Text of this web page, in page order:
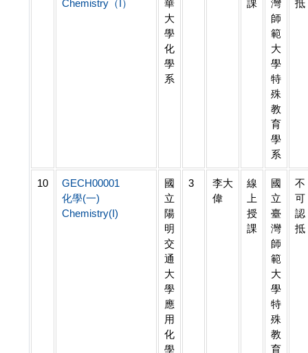
Chemistry（I）
華
大
學
化
學
系
課
灣
師
範
大
學
特
殊
教
育
學
系
抵
10
GECH00001
化學(一)
Chemistry(I)
國
立
陽
明
交
通
大
學
應
用
化
學
3
李大
偉
線
上
授
課
國
立
臺
灣
師
範
大
學
特
殊
教
育
不
可
認
抵